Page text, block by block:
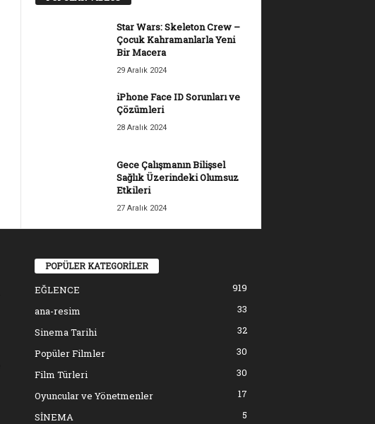
Star Wars: Skeleton Crew –
Çocuk Kahramanlarla Yeni
Bir Macera
29 Aralık 2024
iPhone Face ID Sorunları ve
Çözümleri
28 Aralık 2024
Gece Çalışmanın Bilişsel
Sağlık Üzerindeki Olumsuz
Etkileri
27 Aralık 2024
POPÜLER KATEGORİLER
EĞLENCE
919
ana-resim
33
Sinema Tarihi
32
Popüler Filmler
30
Film Türleri
30
Oyuncular ve Yönetmenler
17
SİNEMA
5